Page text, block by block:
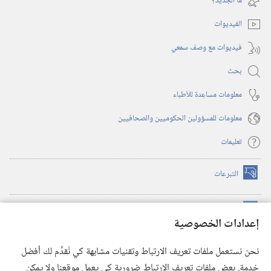
إعدادات الخصوصية
نحن نستعمل ملفات تعريف الارتباط وتقنيات مشابهة كي نُقدِّم لك أفضل
جديدة)
الفيديوات
فيديوات مع وصف سمعي
بحث
معلومات مساعِدة للأطباء
معلومات للمسؤولين الحكوميين والصحافيين
تعليمات
التبرعات (يفتح
نافذة
(يفتح
نافذة
(يفتح
نافذة
تطبيق ®
JW Library